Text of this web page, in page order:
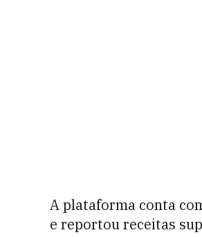
A plataforma conta
e reportou receitas